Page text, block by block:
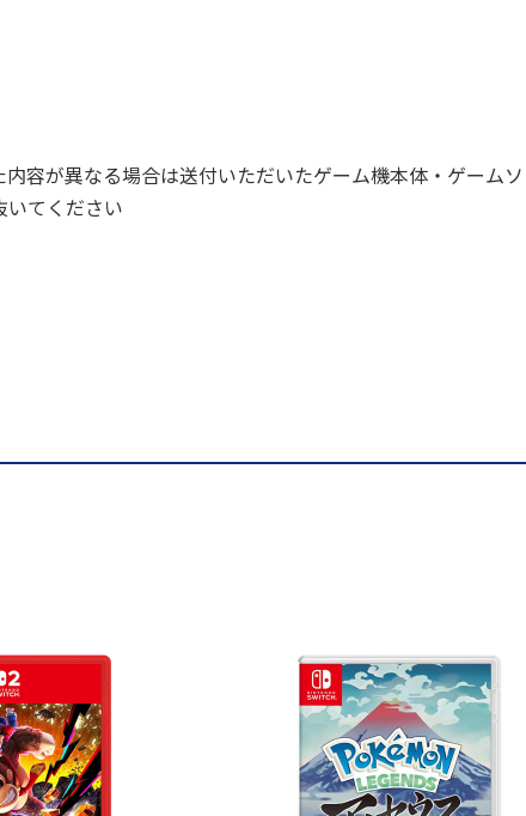
容が異なる場合は送付いただいたゲーム機本体・ゲーム
てください